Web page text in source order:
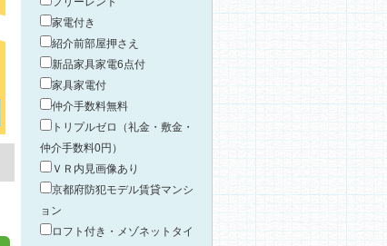
家電付き
紹介前部屋押さえ
新品家具家電6点付
家具家電付
仲介手数料無料
トリプルゼロ（礼金・敷金・
仲介手数料0円）
ＶＲ内見画像あり
京都府防犯モデル賃貸マンシ
ョン
ロフト付き・メゾネットタイ